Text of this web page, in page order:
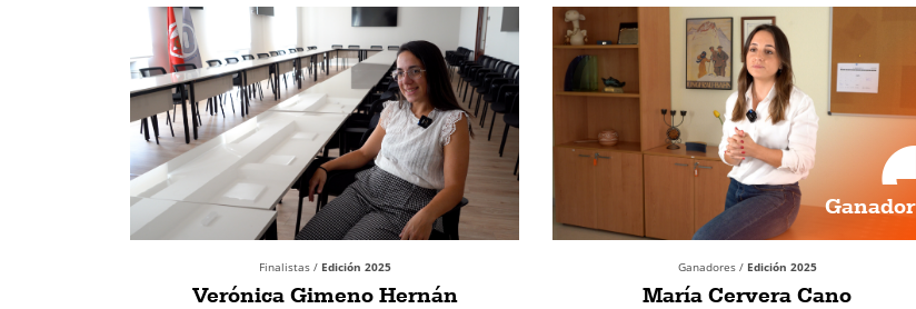
Finalistas / Edición 2025
Verónica Gimeno Hernán
Ganador
Ganadores / Edición 2025
María Cervera Cano